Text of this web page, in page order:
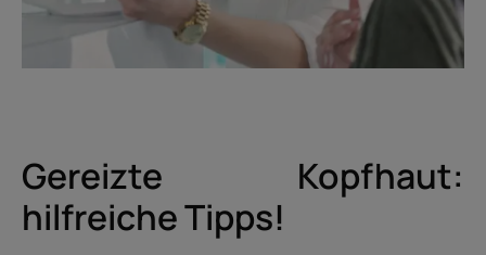
Gereizte Kopfhaut:
hilfreiche Tipps!